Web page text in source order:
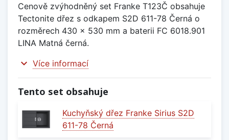
Cenově zvýhodněný set Franke T123Č obsahuje
Tectonite dřez s odkapem S2D 611-78 Černá o
rozměrech 430 x 530 mm a baterii FC 6018.901
LINA Matná černá.
expand_more Více informací
Tento set obsahuje
Kuchyňský dřez Franke Sirius S2D
611-78 Černá